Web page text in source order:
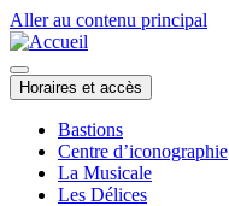
Aller au contenu principal
Horaires et accès
Bastions
Centre d’iconographie
La Musicale
Les Délices